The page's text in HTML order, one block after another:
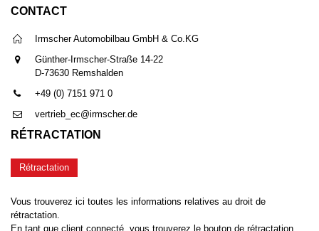
CONTACT
Irmscher Automobilbau GmbH & Co.KG
Günther-Irmscher-Straße 14-22
D-73630 Remshalden
+49 (0) 7151 971 0
vertrieb_ec@irmscher.de
RÉTRACTATION
Rétractation
Vous trouverez ici toutes les informations relatives au droit de
rétractation.
En tant que client connecté, vous trouverez le bouton de rétractation